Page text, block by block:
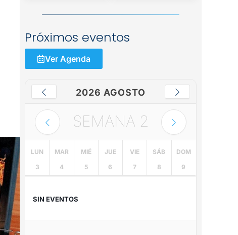
Próximos eventos
Ver Agenda
2026 AGOSTO
SEMANA 2
LUN
3
MAR
4
MIÉ
5
JUE
6
VIE
7
SÁB
8
DOM
9
SIN EVENTOS